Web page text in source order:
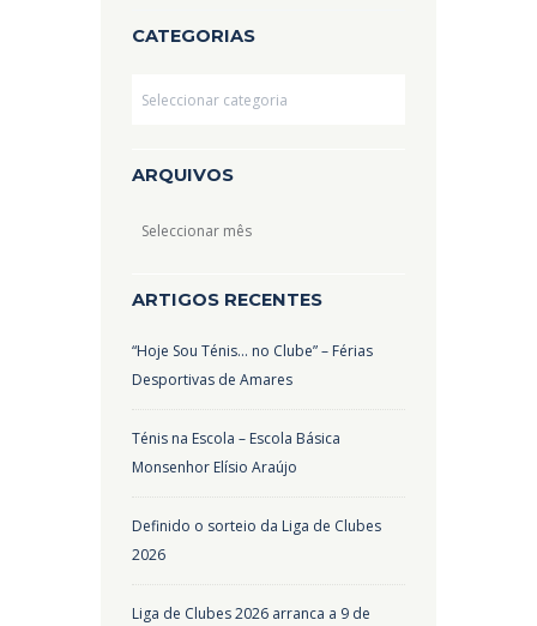
CATEGORIAS
ARQUIVOS
Arquivos
ARTIGOS RECENTES
“Hoje Sou Ténis… no Clube” – Férias
Desportivas de Amares
Ténis na Escola – Escola Básica
Monsenhor Elísio Araújo
Definido o sorteio da Liga de Clubes
2026
Liga de Clubes 2026 arranca a 9 de